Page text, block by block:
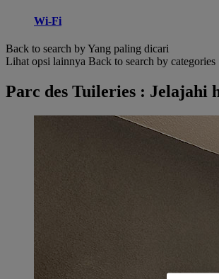
Wi-Fi
Back to search by Yang paling dicari
Lihat opsi lainnya Back to search by categories
Parc des Tuileries : Jelajahi